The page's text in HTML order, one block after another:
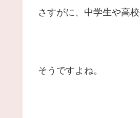
さすがに、中学生や高
そうですよね。